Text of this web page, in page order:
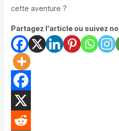
cette aventure ?
Partagez l'article ou suivez